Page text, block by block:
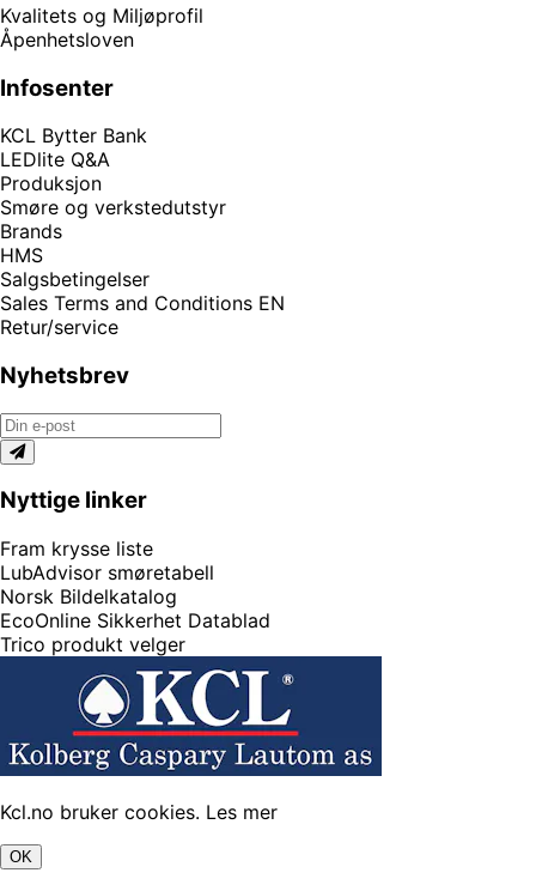
Kvalitets og Miljøprofil
Åpenhetsloven
Infosenter
KCL Bytter Bank
LEDlite Q&A
Produksjon
Smøre og verkstedutstyr
Brands
HMS
Salgsbetingelser
Sales Terms and Conditions EN
Retur/service
Nyhetsbrev
Nyttige linker
Fram krysse liste
LubAdvisor smøretabell
Norsk Bildelkatalog
EcoOnline Sikkerhet Datablad
Trico produkt velger
Kcl.no bruker cookies. Les mer
OK